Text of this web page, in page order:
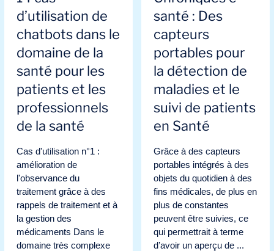
d’utilisation de
chatbots dans le
domaine de la
santé pour les
patients et les
professionnels
de la santé
Cas d'utilisation n°1 :
amélioration de
l'observance du
traitement grâce à des
rappels de traitement et à
la gestion des
médicaments Dans le
domaine très complexe
santé : Des
capteurs
portables pour
la détection de
maladies et le
suivi de patients
en Santé
Grâce à des capteurs
portables intégrés à des
objets du quotidien à des
fins médicales, de plus en
plus de constantes
peuvent être suivies, ce
qui permettrait à terme
d’avoir un aperçu de ...